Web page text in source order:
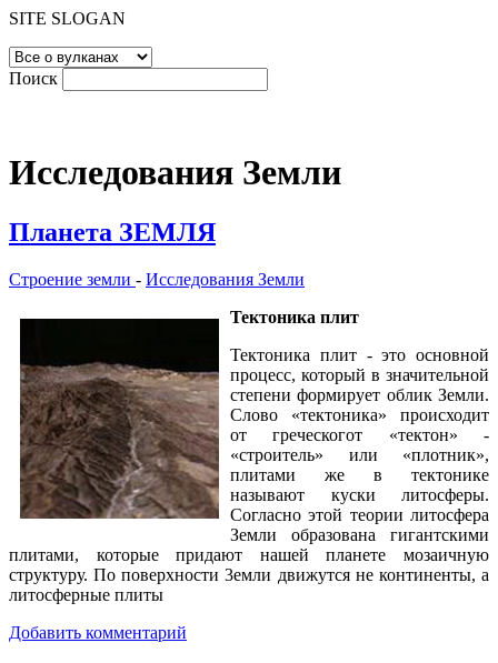
SITE SLOGAN
Поиск
Исследования Земли
Планета ЗЕМЛЯ
Строение земли - Исследования Земли
Тектоника плит
Тектоника плит - это основной
процесс, который в значительной
степени формирует облик Земли.
Слово «тектоника» происходит
от греческогот «тектон» -
«строитель» или «плотник»,
плитами же в тектонике
называют куски литосферы.
Согласно этой теории литосфера
Земли образована гигантскими
плитами, которые придают нашей планете мозаичную
структуру. По поверхности 3емли движутся не континенты, а
литосферные плиты
Добавить комментарий